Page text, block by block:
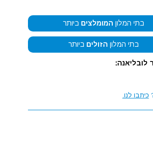
בתי המלון המומלצים ביותר
בתי המלון הזולים ביותר
לובליאנה:
כיתבו לנו.